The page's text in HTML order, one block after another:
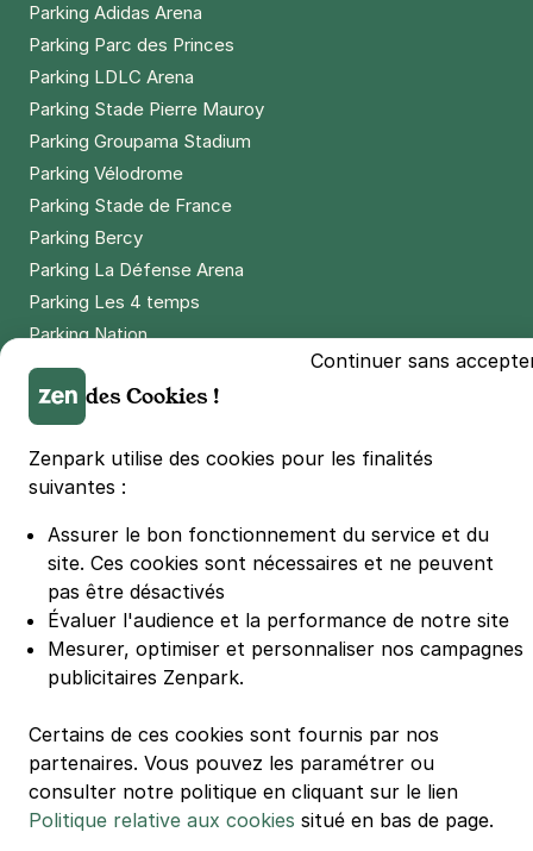
Parking Adidas Arena
Parking Parc des Princes
Parking LDLC Arena
Parking Stade Pierre Mauroy
Parking Groupama Stadium
Parking Vélodrome
Parking Stade de France
Parking Bercy
Parking La Défense Arena
Parking Les 4 temps
Parking Nation
Parking Porte de Versailles
Parking Lille Grand Palais
Parking Euralille
Parking Casino Barrière Lille
🌍 Passer de 130 à 110 km/h sur autoroute réduit votre
consommation de 20%
© Zenpark 2012 - 2026 - Tous droits réservés - Fabriqué avec soin à
Rennes et Paris
Continuer sans
des Cookies !
Zenpark utilise des cookies pour les finalités
suivantes :
Assurer le bon fonctionnement du service et du
site. Ces cookies sont nécessaires et ne peuvent
pas être désactivés
Évaluer l'audience et la performance de notre site
Mesurer, optimiser et personnaliser nos campagnes
publicitaires Zenpark.
Certains de ces cookies sont fournis par nos
partenaires. Vous pouvez les paramétrer ou
consulter notre politique en cliquant sur le lien
Politique relative aux cookies situé en bas de page.